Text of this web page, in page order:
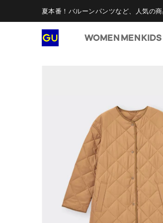
夏本番！バルーンパンツなど、人気の
WOMEN MEN